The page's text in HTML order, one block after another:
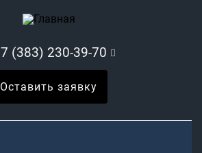
(383) 230-39-70
Оставить заявку